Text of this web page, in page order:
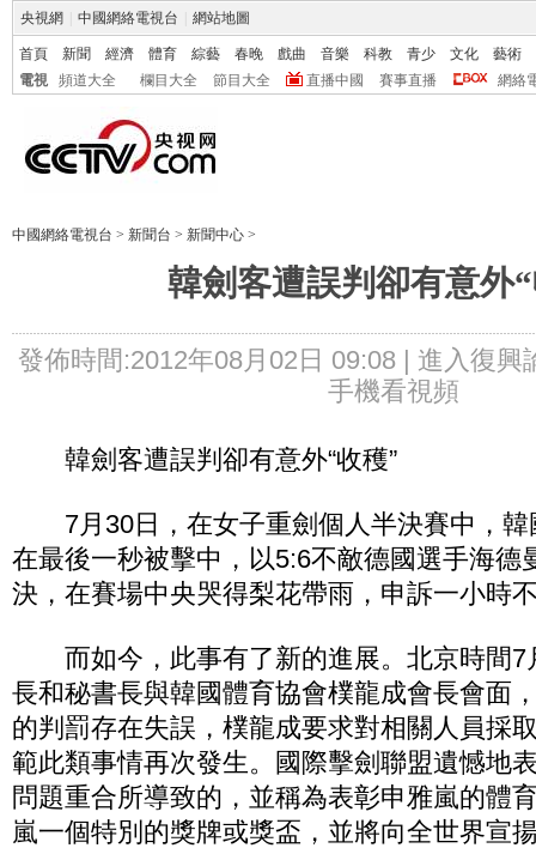
央視網 中國網絡電視台 網站地圖
首頁 新聞 經濟 體育 綜藝 春晚 戲曲 音樂 科教 青少 文化
藝術
電視
頻道大全 欄目大全 節目大全 直播中國 賽事直播 網絡
中國網絡電視台 > 新聞台 > 新聞中心 >
韓劍客遭誤判卻有意外
發佈時間:2012年08月02日 09:08 | 進入復興
手機看視頻
韓劍客遭誤判卻有意外“收穫”
7月30日，在女子重劍個人半決賽中，韓
在最後一秒被擊中，以5:6不敵德國選手海德
決，在賽場中央哭得梨花帶雨，申訴一小時
而如今，此事有了新的進展。北京時間7
長和秘書長與韓國體育協會樸龍成會長會面
的判罰存在失誤，樸龍成要求對相關人員採
範此類事情再次發生。國際擊劍聯盟遺憾地
問題重合所導致的，並稱為表彰申雅嵐的體
嵐一個特別的獎牌或獎盃，並將向全世界宣